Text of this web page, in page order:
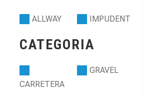
ALLWAY IMPUDENT
CATEGORIA
CARRETERA
GRAVEL